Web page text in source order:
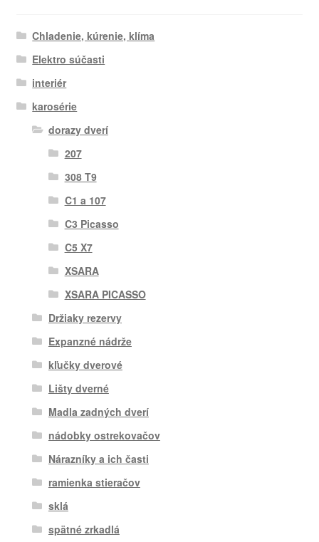
Chladenie, kúrenie, klíma
Elektro súčasti
interiér
karosérie
dorazy dverí
207
308 T9
C1 a 107
C3 Picasso
C5 X7
XSARA
XSARA PICASSO
Držiaky rezervy
Expanzné nádrže
kľučky dverové
Lišty dverné
Madla zadných dverí
nádobky ostrekovačov
Nárazníky a ich časti
ramienka stieračov
sklá
spätné zrkadlá